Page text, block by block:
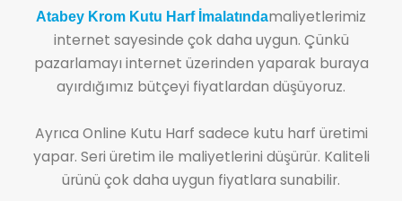
Atabey Krom Kutu Harf İmalatındamaliyetlerimiz
internet sayesinde çok daha uygun. Çünkü
pazarlamayı internet üzerinden yaparak buraya
ayırdığımız bütçeyi fiyatlardan düşüyoruz.
Ayrıca Online Kutu Harf sadece kutu harf üretimi
yapar. Seri üretim ile maliyetlerini düşürür. Kaliteli
ürünü çok daha uygun fiyatlara sunabilir.